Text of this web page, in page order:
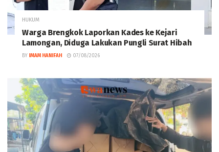
HUKUM
Warga Brengkok Laporkan Kades ke Kejari
Lamongan, Diduga Lakukan Pungli Surat Hibah
BY IMAM HANIFAH 07/08/2026